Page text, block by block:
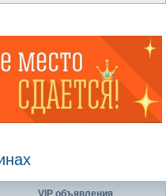
VIP объявления